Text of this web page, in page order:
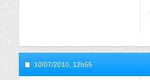
10/07/2010, 12h55